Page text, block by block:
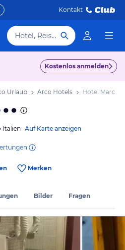
Kontakt
Hotel, Reiseziel
Kostenlos anmelden
Urlaub Arco Hotels Hotel Marchi
Italien Auf Karte anzeigen
Merken
Bilder Fragen